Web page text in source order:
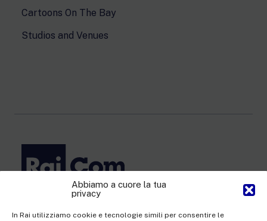
Abbiamo a cuore la tua
privacy
In Rai utilizziamo cookie e tecnologie simili per consentire le
Cartoons On The Bay
Studios and Venues
Rai Com S.p.A. - Single-member company
Registered office Via Umberto Novaro, 18 00195 Rome